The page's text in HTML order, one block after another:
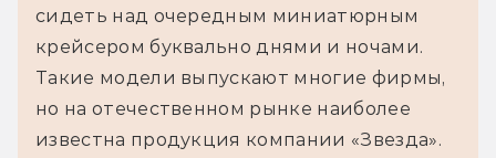
сидеть над очередным миниатюрным
крейсером буквально днями и ночами.
Такие модели выпускают многие фирмы,
но на отечественном рынке наиболее